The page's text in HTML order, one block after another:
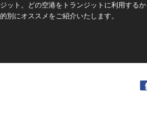
ジット。どの空港をトランジットに利用する
的別にオススメをご紹介いたします。